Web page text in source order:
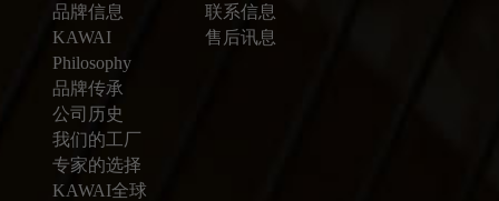
品牌信息
KAWAI
Philosophy
品牌传承
公司历史
我们的工厂
专家的选择
KAWAI全球
联系信息
售后讯息